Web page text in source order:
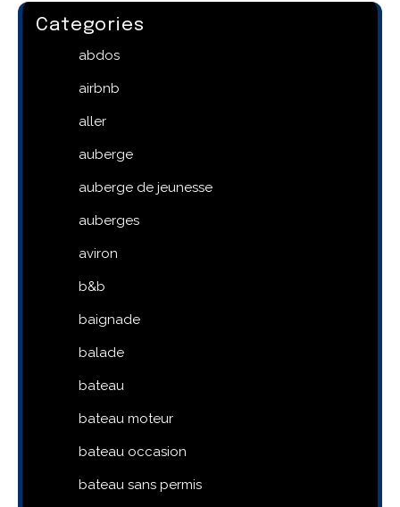
Categories
abdos
airbnb
aller
auberge
auberge de jeunesse
auberges
aviron
b&b
baignade
balade
bateau
bateau moteur
bateau occasion
bateau sans permis